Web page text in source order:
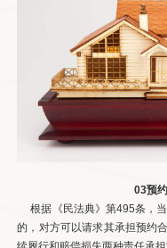
03预
根据《民法典》第495条，当
的，对方可以请求其承担预约